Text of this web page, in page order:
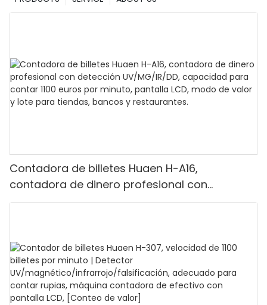
Contadora de billetes Huaen H-A16,
contadora de dinero profesional con
detección UV/MG/IR/DD, capacidad para
restaurantes.